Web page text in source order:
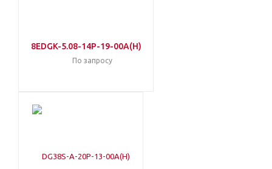
8EDGK-5.08-14P-19-00A(H)
По запросу